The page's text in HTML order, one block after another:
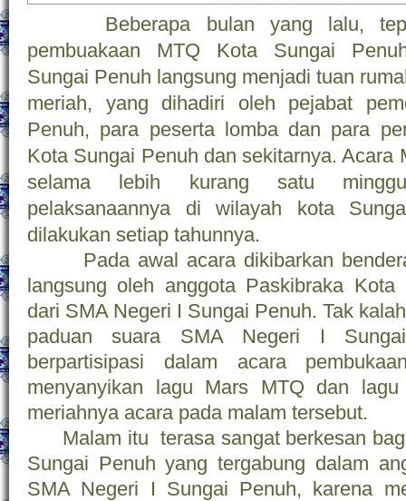
Beberapa bulan yang lalu,
pembuakaan MTQ Kota Sungai
Sungai Penuh langsung menjadi tuan
meriah, yang dihadiri oleh pejabat
Penuh, para peserta lomba dan para
Kota Sungai Penuh dan sekitarnya. Acara
selama lebih kurang satu
pelaksanaannya di wilayah kota
dilakukan setiap tahunnya.
Pada awal acara dikibarkan
langsung oleh anggota Paskibraka
dari SMA Negeri I Sungai Penuh. Tak
paduan suara SMA Negeri I
berpartisipasi dalam acara
menyanyikan lagu Mars MTQ dan lagu
meriahnya acara pada malam tersebut.
Malam itu terasa sangat berkesan
Sungai Penuh yang tergabung dalam
SMA Negeri I Sungai Penuh, karena